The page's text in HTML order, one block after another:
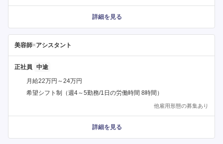
詳細を見る
美容師×アシスタント
正社員
月給22万円～24万円
希望シフト制（週4～5勤務/1日の労働時間 8時間）
他雇用形態の募集あり
詳細を見る